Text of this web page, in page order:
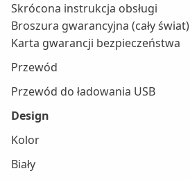
Skrócona instrukcja obsługi
Broszura gwarancyjna (cały świat)
Karta gwarancji bezpieczeństwa
Przewód
Przewód do ładowania USB
Design
Kolor
Biały